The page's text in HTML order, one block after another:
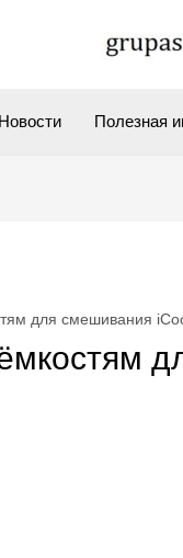
Новости Полезная
для смешивания